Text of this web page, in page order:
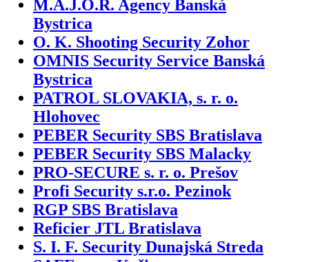
M.A.J.O.R. Agency Banská
Bystrica
O. K. Shooting Security Zohor
OMNIS Security Service Banská
Bystrica
PATROL SLOVAKIA, s. r. o.
Hlohovec
PEBER Security SBS Bratislava
PEBER Security SBS Malacky
PRO-SECURE s. r. o. Prešov
Profi Security s.r.o. Pezinok
RGP SBS Bratislava
Reficier JTL Bratislava
S. I. F. Security Dunajská Streda